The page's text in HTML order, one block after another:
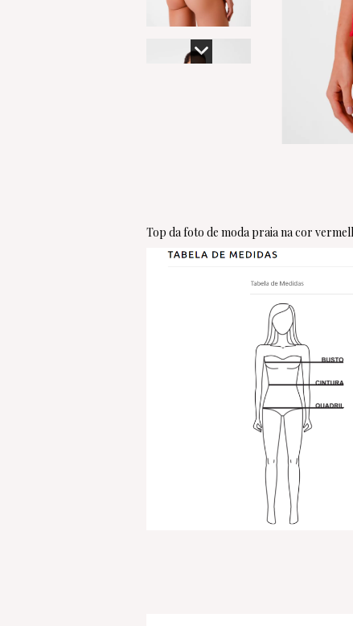
Top da foto de moda praia na cor